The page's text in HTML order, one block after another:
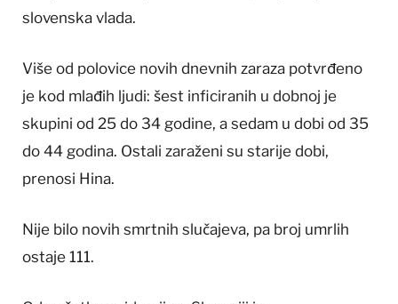
slovenska vlada.
Više od polovice novih dnevnih zaraza potvrđeno
je kod mlađih ljudi: šest inficiranih u dobnoj je
skupini od 25 do 34 godine, a sedam u dobi od 35
do 44 godina. Ostali zaraženi su starije dobi,
prenosi Hina.
Nije bilo novih smrtnih slučajeva, pa broj umrlih
ostaje 111.